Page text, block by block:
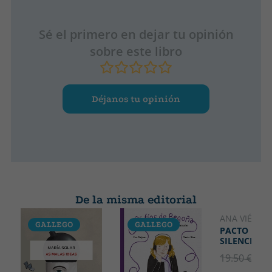
Sé el primero en dejar tu opinión
sobre este libro
Déjanos tu opinión
De la misma editorial
GALLEGO GALLEGO GALLEGO
ANA VIÉITEZ
PACTO DE
SILENCIO
19.50 €